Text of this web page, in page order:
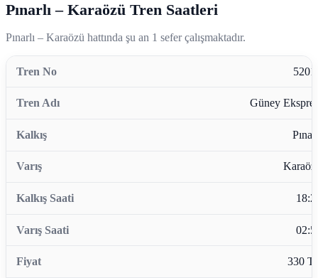
Pınarlı – Karaözü Tren Saatleri
Pınarlı – Karaözü hattında şu an 1 sefer çalışmaktadır.
Güney
330